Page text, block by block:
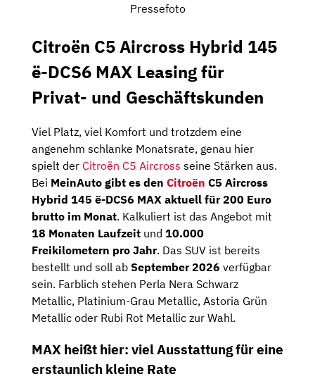
Pressefoto
Citroën C5 Aircross Hybrid 145
ë-DCS6 MAX Leasing für
Privat- und Geschäftskunden
Viel Platz, viel Komfort und trotzdem eine
angenehm schlanke Monatsrate, genau hier
spielt der Citroën C5 Aircross seine Stärken aus.
Bei MeinAuto gibt es den Citroën C5 Aircross
Hybrid 145 ë-DCS6 MAX aktuell für 200 Euro
brutto im Monat. Kalkuliert ist das Angebot mit
18 Monaten Laufzeit und 10.000
Freikilometern pro Jahr. Das SUV ist bereits
bestellt und soll ab September 2026 verfügbar
sein. Farblich stehen Perla Nera Schwarz
Metallic, Platinium-Grau Metallic, Astoria Grün
Metallic oder Rubi Rot Metallic zur Wahl.
MAX heißt hier: viel Ausstattung für eine
erstaunlich kleine Rate